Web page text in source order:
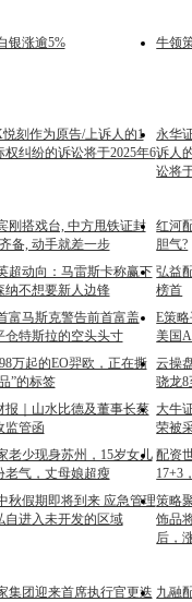
银涨逾5% 牛领
刻作为原告/上诉人的1
权纠纷的诉讼将于2025年6
永华
诉人
讼将
刚搭戏台, 中方甩铁证封
备, 动手就差一步
红河
胆气?
超动向：马雷斯卡称赢下
纳不想要新人边锋
弘益
榜首
富马斯克警告前首富盖
仓特斯拉的空头头寸
E策略
美国
万起的EO羿欧，正在撕
”的标签
云操
骁龙
报｜山水比德及董事长蔡
监管函
大牛
荣被
老少现身苏州，15岁女儿
老气，丈母娘超瘦
配资
17+3
秋假期即将到来 应急管理
自进入未开发的区域
策略
饰品
后，
集团迎来首席执行官更迭 九融